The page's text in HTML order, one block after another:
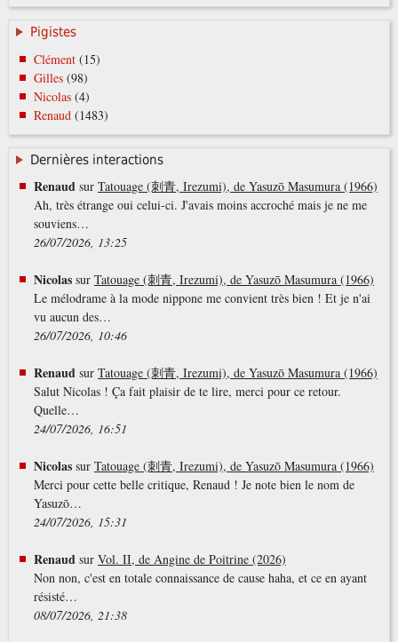
Pigistes
Clément(15)
Gilles(98)
Nicolas(4)
Renaud (1483)
Dernières interactions
Renaudsur Tatouage (刺青, Irezumi), de Yasuzō Masumura (1966)
Ah, très étrange oui celui-ci. J'avais moins accroché mais je ne me
souviens…
26/07/2026, 13:25
Nicolassur Tatouage (刺青, Irezumi), de Yasuzō Masumura (1966)
Le mélodrame à la mode nippone me convient très bien ! Et je n'ai
vu aucun des…
26/07/2026, 10:46
Renaudsur Tatouage (刺青, Irezumi), de Yasuzō Masumura (1966)
Salut Nicolas ! Ça fait plaisir de te lire, merci pour ce retour.
Quelle…
24/07/2026, 16:51
Nicolassur Tatouage (刺青, Irezumi), de Yasuzō Masumura (1966)
Merci pour cette belle critique, Renaud ! Je note bien le nom de
Yasuzō…
24/07/2026, 15:31
Renaudsur Vol. II, de Angine de Poitrine (2026)
Non non, c'est en totale connaissance de cause haha, et ce en ayant
résisté…
08/07/2026, 21:38